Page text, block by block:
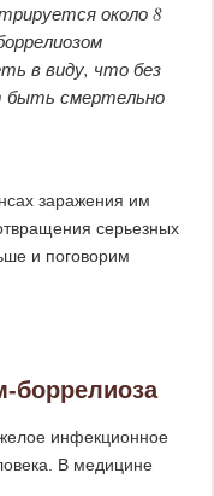
около 8
в виду, что без
быть смертельно
заражения им
серьезных
и поговорим
боррелиоза
инфекционное
В медицине